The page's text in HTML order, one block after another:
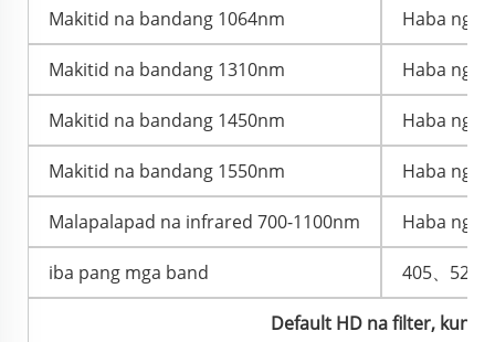
Makitid na bandang 1064nm Haba ng
Makitid na bandang 1310nm Haba ng
Makitid na bandang 1450nm Haba ng
Makitid na bandang 1550nm Haba ng
Malapalapad na infrared 700-1100nm Haba ng
iba pang mga band 405、520
Default HD na filter, kung